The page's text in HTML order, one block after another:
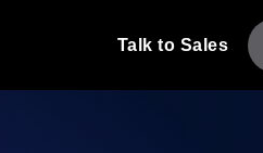
Talk to Sales